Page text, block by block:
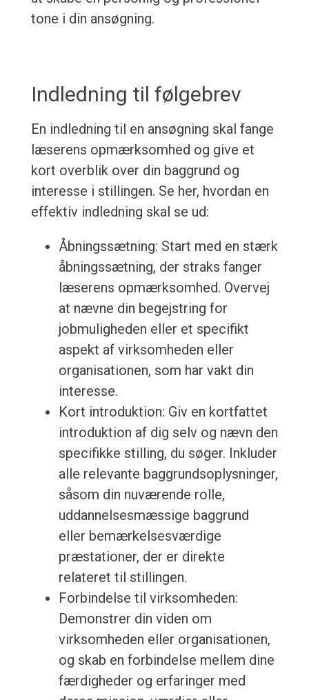
tone i din ansøgning.
Indledning til følgebrev
En indledning til en ansøgning skal fange
læserens opmærksomhed og give et
kort overblik over din baggrund og
interesse i stillingen. Se her, hvordan en
effektiv indledning skal se ud:
Åbningssætning: Start med en stærk
åbningssætning, der straks fanger
læserens opmærksomhed. Overvej
at nævne din begejstring for
jobmuligheden eller et specifikt
aspekt af virksomheden eller
organisationen, som har vakt din
interesse.
Kort introduktion: Giv en kortfattet
introduktion af dig selv og nævn den
specifikke stilling, du søger. Inkluder
alle relevante baggrundsoplysninger,
såsom din nuværende rolle,
uddannelsesmæssige baggrund
eller bemærkelsesværdige
præstationer, der er direkte
relateret til stillingen.
Forbindelse til virksomheden:
Demonstrer din viden om
virksomheden eller organisationen,
og skab en forbindelse mellem dine
færdigheder og erfaringer med